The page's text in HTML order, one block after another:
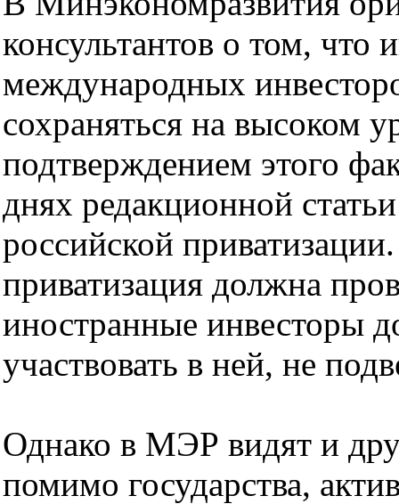
консультантов о том, что
международных
сохраняться на высоком
подтверждением этого
днях редакционной
российской
приватизация должна
иностранные инвесторы
участвовать в ней, не
Однако в МЭР видят и
помимо государства,